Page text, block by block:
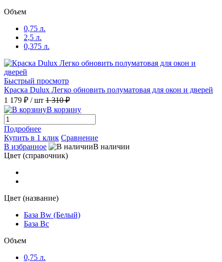
Объем
0,75 л.
2,5 л.
0,375 л.
Быстрый просмотр
Краска Dulux Легко обновить полуматовая для окон и дверей
1 179 ₽ / шт 1 310 ₽
В корзину
Подробнее
Купить в 1 клик Сравнение
В избранное
В наличии
Цвет (справочник)
Цвет (название)
База Bw (Белый)
База Bc
Объем
0,75 л.